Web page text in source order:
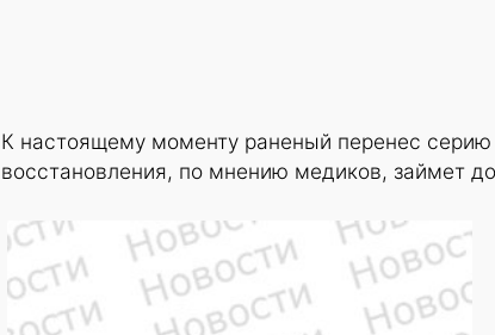
К настоящему моменту раненый перенес
восстановления, по мнению медиков, займет